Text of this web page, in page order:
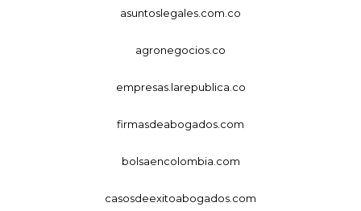
asuntoslegales.com.co
agronegocios.co
empresas.larepublica.co
firmasdeabogados.com
bolsaencolombia.com
casosdeexitoabogados.com